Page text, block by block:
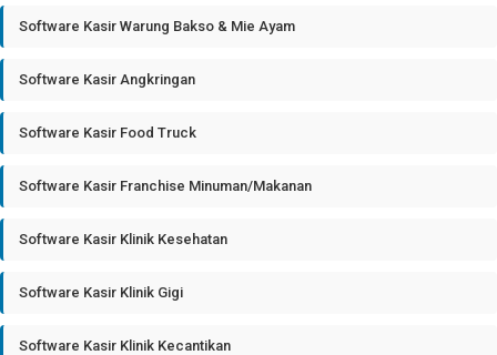
Software Kasir Warung Bakso & Mie Ayam
Software Kasir Angkringan
Software Kasir Food Truck
Software Kasir Franchise Minuman/Makanan
Software Kasir Klinik Kesehatan
Software Kasir Klinik Gigi
Software Kasir Klinik Kecantikan